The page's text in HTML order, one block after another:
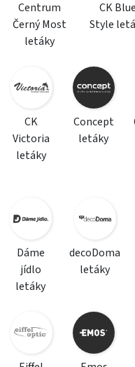
Centrum
Černý Most
letáky
CK Blue
Style
CK
Victoria
letáky
Concept
letáky
Dáme
jídlo
letáky
decoDoma
letáky